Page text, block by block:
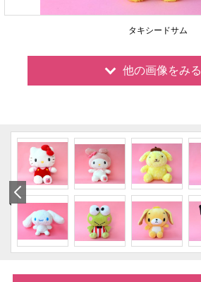
タキシードサム
他の画像をみる